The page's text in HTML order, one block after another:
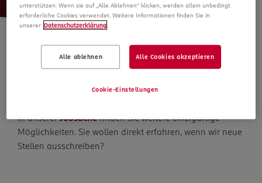
Die Suche geht weiter
In unsererJobsuchefinden Sie weitere einzigartige
Möglichkeiten. Sie wollen direkt erfahren, wenn wir neue
Stellen ausschreiben?
unterstützen. Wenn sie auf „Alle Ablehnen“ klicken, werden allein unbedingt
erforderliche Cookies verwendet. Weitere Informationen finden Sie in
unserer Datenschutzerklärung
Alle ablehnen Alle Cookies akzeptieren
Cookie-Einstellungen